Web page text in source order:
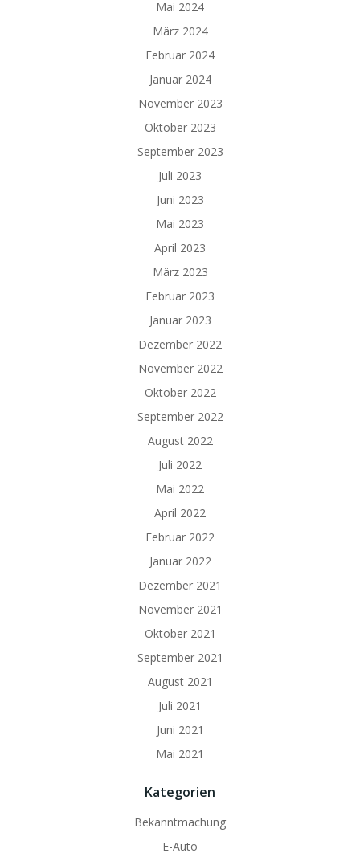
Mai 2024
März 2024
Februar 2024
Januar 2024
November 2023
Oktober 2023
September 2023
Juli 2023
Juni 2023
Mai 2023
April 2023
März 2023
Februar 2023
Januar 2023
Dezember 2022
November 2022
Oktober 2022
September 2022
August 2022
Juli 2022
Mai 2022
April 2022
Februar 2022
Januar 2022
Dezember 2021
November 2021
Oktober 2021
September 2021
August 2021
Juli 2021
Juni 2021
Mai 2021
Kategorien
Bekanntmachung
E-Auto